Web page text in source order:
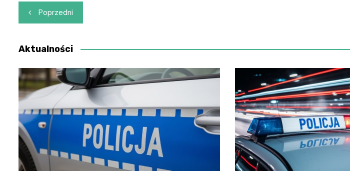
Nawigacja
wpisu
Poprzedni
Aktualności